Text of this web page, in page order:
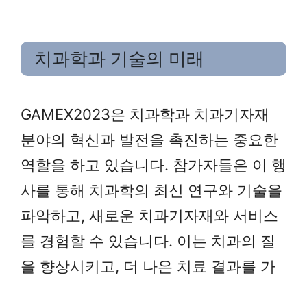
치과학과 기술의 미래
GAMEX2023은 치과학과 치과기자재
분야의 혁신과 발전을 촉진하는 중요한
역할을 하고 있습니다. 참가자들은 이 행
사를 통해 치과학의 최신 연구와 기술을
파악하고, 새로운 치과기자재와 서비스
를 경험할 수 있습니다. 이는 치과의 질
을 향상시키고, 더 나은 치료 결과를 가